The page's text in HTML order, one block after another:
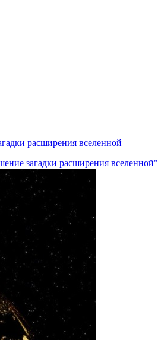
расширения вселенной
загадки расширения вселенной"